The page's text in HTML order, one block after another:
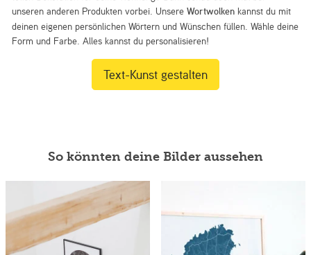
unseren anderen Produkten vorbei. UnsereWortwolken kannst du mit
deinen eigenen persönlichen Wörtern und Wünschen füllen. Wähle deine
Form und Farbe. Alles kannst du personalisieren!
Text-Kunst gestalten
So könnten deine Bilder aussehen